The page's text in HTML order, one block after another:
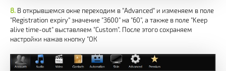
В открывшемся окне переходим в "Advanced" и изменяем в поле
"Registrаtion expiry" значение "3600" на "60", а также в поле "Keep
alive time-out" выставляем "Custom". После этого сохраняем
настройки нажав кнопку "ОК